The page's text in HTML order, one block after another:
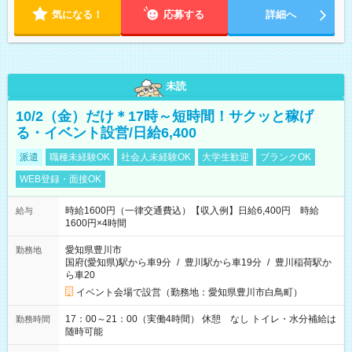
気になる！ 応募する 詳細へ
未読
10/2（金）だけ＊17時～短時間！サクッと稼げ
る・イベント設営/日給6,400
派遣 職種未経験OK 社会人未経験OK 大学生歓迎
ブランクOK
WEB登録・面接OK
給与
時給1600円（一律交通費込）【収入例】日給6,400円 時給
1600円×4時間
勤務地
愛知県豊川市
国府(愛知県)駅から車9分 / 豊川駅から車19分 / 豊川稲荷駅か
ら車20
イベント会場で設営（勤務地：愛知県豊川市白鳥町）
勤務時間
17：00～21：00（実働4時間） 休憩 なし トイレ・水分補給は
随時可能